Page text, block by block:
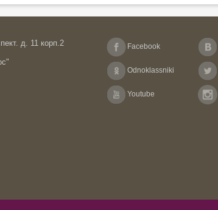
д. 11 корп.2 Facebook
Odnoklassniki
Youtube